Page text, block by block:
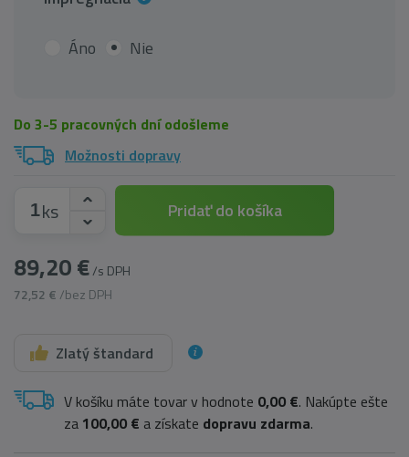
Áno Nie
Do 3-5 pracovných dní odošleme
Možnosti dopravy
ks
89,20 €/s DPH
72,52 € /bez DPH
Pridať do košíka
Zlatý štandard
V košíku máte tovar v hodnote 0,00 €. Nakúpte ešte
za 100,00 € a získate dopravu zdarma.